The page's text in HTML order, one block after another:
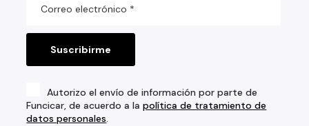
Autorizo el envío de información por parte de
Funcicar, de acuerdo a lapolítica de tratamiento de
datos personales.